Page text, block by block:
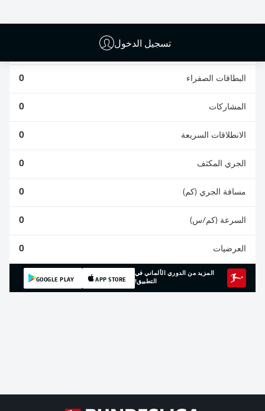
تسجيل الدخول
البطاقات الصفراء 0
المشاركات 0
الانطلاقات السريعة 0
الجري المكثف 0
مسافة الجري (كم) 0
السرعة (كم/س) 0
العرضيات 0
المزيد من الدوري الألماني في
التطبيق!
APP STORE
GOOGLE PLAY